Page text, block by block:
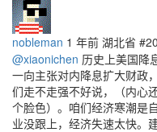
nobleman 1 年前 湖北省 #20
@xiaonichen 历史上美国降
一向主张对内降息扩大财政
们走不走强不好说，（内心
个脸色）。咱们经济寒潮是
业没跟上，经济失速太快。